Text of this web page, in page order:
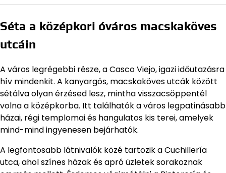
Séta a középkori óváros macskaköves
utcáin
A város legrégebbi része, a Casco Viejo, igazi időutazásra
hív mindenkit. A kanyargós, macskaköves utcák között
sétálva olyan érzésed lesz, mintha visszacsöppentél
volna a középkorba. Itt találhatók a város legpatinásabb
házai, régi templomai és hangulatos kis terei, amelyek
mind-mind ingyenesen bejárhatók.
A legfontosabb látnivalók közé tartozik a Cuchillería
utca, ahol színes házak és apró üzletek sorakoznak